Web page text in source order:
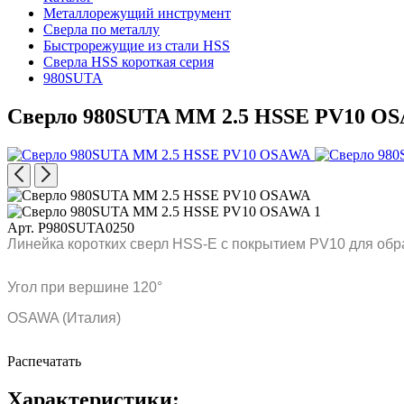
Металлорежущий инструмент
Сверла по металлу
Быстрорежущие из стали HSS
Сверла HSS короткая серия
980SUTA
Сверло 980SUTA MM 2.5 HSSE PV10
Арт. P980SUTA0250
Линейка коротких сверл HSS-E с покрытием PV10 для
Угол при вершине 120°
OSAWA (Италия)
Распечатать
Характеристики: